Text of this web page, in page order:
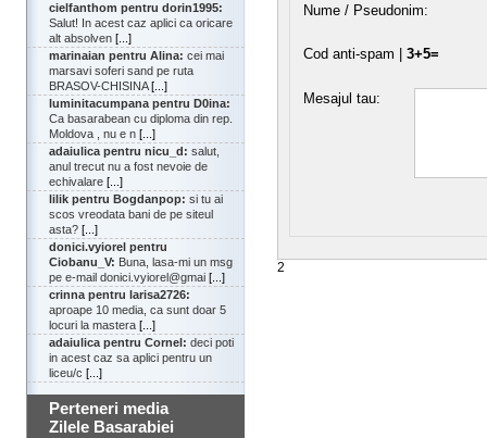
cielfanthom pentru dorin1995:
Salut! In acest caz aplici ca oricare
alt absolven [...]
marinaian pentru Alina: cei mai
marsavi soferi sand pe ruta
BRASOV-CHISINA[...]
luminitacumpana pentru D0ina:
Ca basarabean cu diploma din rep.
Moldova , nu e n [...]
adaiulica pentru nicu_d: salut,
anul trecut nu a fost nevoie de
echivalare [...]
lilik pentru Bogdanpop: si tu ai
scos vreodata bani de pe siteul
asta? [...]
donici.vyiorel pentru
Ciobanu_V: Buna, lasa-mi un msg
pe e-mail donici.vyiorel@gmai [...]
crinna pentru larisa2726:
aproape 10 media, ca sunt doar 5
locuri la mastera [...]
adaiulica pentru Cornel: deci poti
in acest caz sa aplici pentru un
liceu/c [...]
Perteneri media
Zilele Basarabiei
Nume / Pseudonim:
Cod anti-spam | 3+5=
Mesajul tau:
2